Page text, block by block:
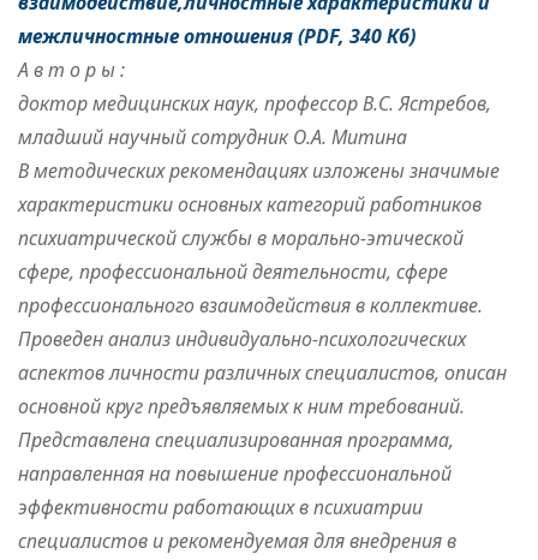
межличностные отношения(PDF, 340 Кб)
А в т о р ы :
доктор медицинских наук, профессор В.С. Ястребов,
младший научный сотрудник О.А. Митина
В методических рекомендациях изложены значимые
характеристики основных категорий работников
психиатрической службы в морально-этической
сфере, профессиональной деятельности, сфере
профессионального взаимодействия в коллективе.
Проведен анализ индивидуально-психологических
аспектов личности различных специалистов, описан
основной круг предъявляемых к ним требований.
Представлена специализированная программа,
направленная на повышение профессиональной
эффективности работающих в психиатрии
специалистов и рекомендуемая для внедрения в